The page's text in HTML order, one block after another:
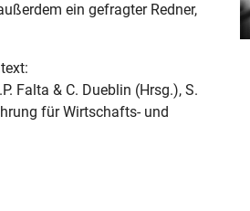
ein gefragter Redner,
Falta & C. Dueblin (Hrsg.), S.
für Wirtschafts- und